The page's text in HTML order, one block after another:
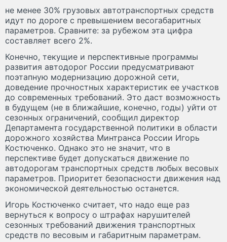
не менее 30% грузовых автотранспортных средств
идут по дороге с превышением весогабаритных
параметров. Сравните: за рубежом эта цифра
составляет всего 2%.
Конечно, текущие и перспективные программы
развития автодорог России предусматривают
поэтапную модернизацию дорожной сети,
доведение прочностных характеристик ее участков
до современных требований. Это даст возможность
в будущем (не в ближайшие, конечно, годы) уйти от
сезонных ограничений, сообщил директор
Департамента государственной политики в области
дорожного хозяйства Минтранса России Игорь
Костюченко. Однако это не значит, что в
перспективе будет допускаться движение по
автодорогам транспортных средств любых весовых
параметров. Приоритет безопасности движения над
экономической деятельностью останется.
Игорь Костюченко считает, что надо еще раз
вернуться к вопросу о штрафах нарушителей
сезонных требований движения транспортных
средств по весовым и габаритным параметрам.